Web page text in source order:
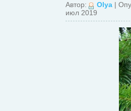
Автор: Olya |
июл 2019